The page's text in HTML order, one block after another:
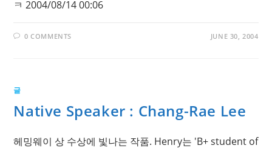
ㅋ 2004/08/14 00:06
0 COMMENTS JUNE 30, 2004
글
Native Speaker : Chang-Rae Lee
헤밍웨이 상 수상에 빛나는 작품. Henry는 'B+ student of